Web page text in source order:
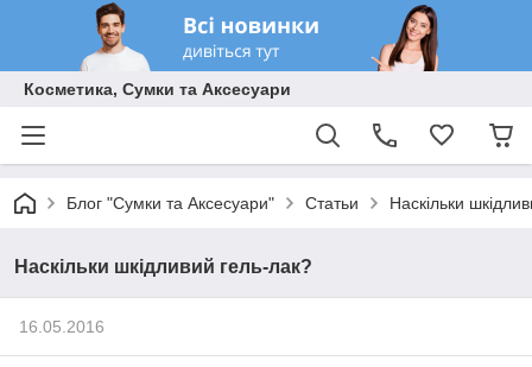
Косметика, Сумки та Аксесуари
Блог "Сумки та Аксесуари" Статьи Наскільки
Наскільки шкідливий гель-лак?
16.05.2016